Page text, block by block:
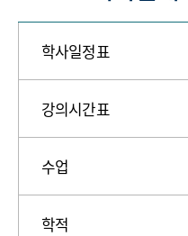
학사일정표
강의시간표
수업
학적